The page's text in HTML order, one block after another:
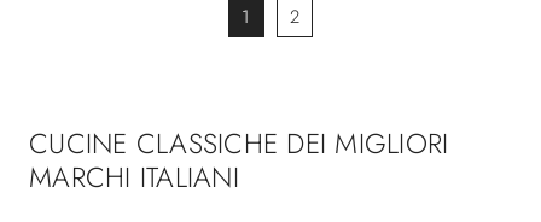
1 2
CUCINE CLASSICHE DEI MIGLIORI
MARCHI ITALIANI